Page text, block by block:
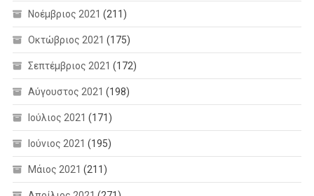
Νοέμβριος 2021 (211)
Οκτώβριος 2021 (175)
Σεπτέμβριος 2021 (172)
Αύγουστος 2021 (198)
Ιούλιος 2021 (171)
Ιούνιος 2021 (195)
Μάιος 2021 (211)